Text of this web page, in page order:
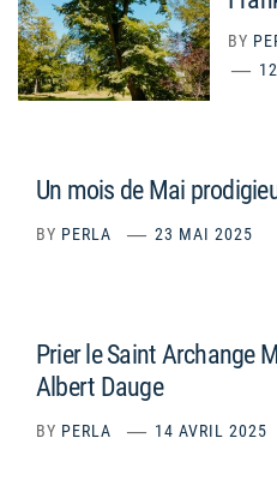
BY
Un mois de Mai
BY PERLA 23 MAI 2025
Prier le Saint Archange
Albert Dauge
BY PERLA 14 AVRIL 2025